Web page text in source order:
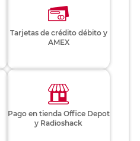
Tarjetas de crédito débito y
AMEX
Pago en tienda Office Depot
y Radioshack